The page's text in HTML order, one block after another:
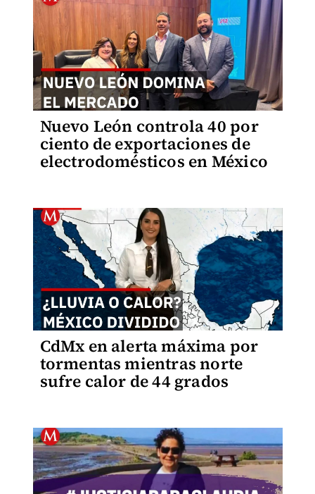
Nuevo León controla 40 por
ciento de exportaciones de
electrodomésticos en México
CdMx en alerta máxima por
tormentas mientras norte
sufre calor de 44 grados